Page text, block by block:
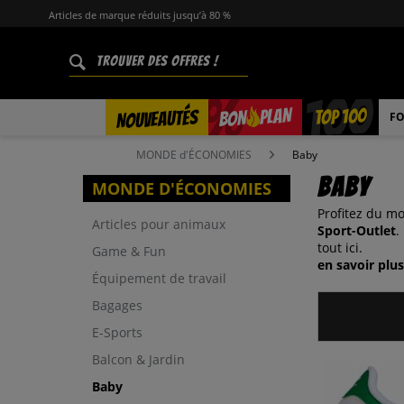
Articles de marque réduits jusqu’à 80 %
NOUVEAUTÉS BON PLAN
% TOP 100
MONDE d'ÉCONOMIES Baby
MONDE D'ÉCONOMIES
Articles pour animaux
Game & Fun
Équipement de travail
Bagages
E-Sports
Balcon & Jardin
Baby
Baby
Profitez du
Sport-Outlet.
tout ici.
en savoir plus